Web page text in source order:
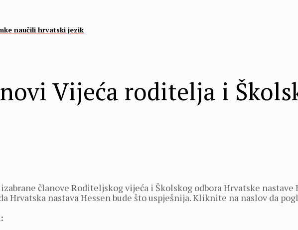
naučili hrvatski jezik
Vijeća roditelja i
članove Roditeljskog vijeća i Školskog odbora Hrvatske nastave
Hrvatska nastava Hessen bude što uspješnija. Kliknite na naslov da